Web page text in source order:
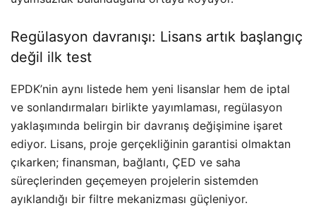
Regülasyon davranışı: Lisans artık başlangıç
değil ilk test
EPDK’nin aynı listede hem yeni lisanslar hem de iptal
ve sonlandırmaları birlikte yayımlaması, regülasyon
yaklaşımında belirgin bir davranış değişimine işaret
ediyor. Lisans, proje gerçekliğinin garantisi olmaktan
çıkarken; finansman, bağlantı, ÇED ve saha
süreçlerinden geçemeyen projelerin sistemden
ayıklandığı bir filtre mekanizması güçleniyor.